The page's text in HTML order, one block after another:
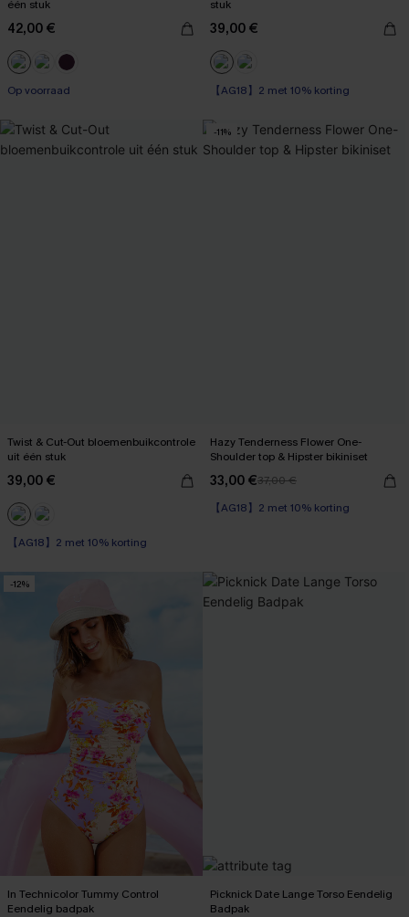
één stuk
42,00 €
Op voorraad
stuk
39,00 €
【AG18】2 met 10% korting
【AG18】2 met 10% korting
Twist & Cut-Out bloemenbuikcontrole
uit één stuk
39,00 €
【AG18】2 met 10% korting
【AG18】2 met 10% korting
-11%
Hazy Tenderness Flower One-
Shoulder top & Hipster bikiniset
33,00 €37,00 €
【AG18】2 met 10% korting
-12%
In Technicolor Tummy Control
Eendelig badpak
Picknick Date Lange Torso Eendelig
Badpak